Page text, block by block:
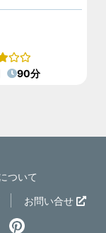
90分
ついて
お問い合せ
ページの先